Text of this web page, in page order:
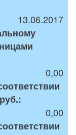
13.06.2017
0,00
0,00